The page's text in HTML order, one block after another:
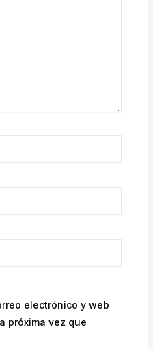
electrónico y web
próxima vez que